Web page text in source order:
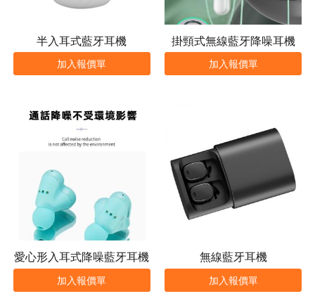
半入耳式藍牙耳機
加入報價單
掛頸式無線藍牙降噪耳機
加入報價單
愛心形入耳式降噪藍牙耳機
加入報價單
無線藍牙耳機
加入報價單